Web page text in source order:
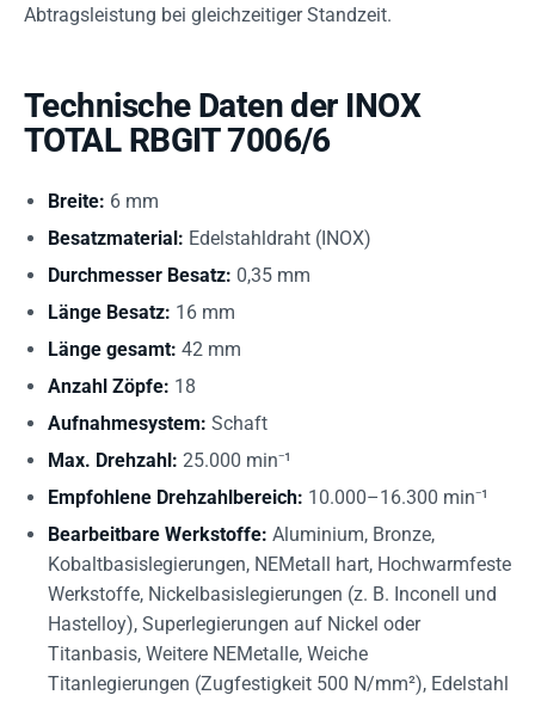
Abtragsleistung bei gleichzeitiger Standzeit.
Technische Daten der INOX
TOTAL RBGIT 7006/6
Breite: 6 mm
Besatzmaterial: Edelstahldraht (INOX)
Durchmesser Besatz: 0,35 mm
Länge Besatz: 16 mm
Länge gesamt: 42 mm
Anzahl Zöpfe: 18
Aufnahmesystem: Schaft
Max. Drehzahl: 25.000 min⁻¹
Empfohlene Drehzahlbereich: 10.000–16.300 min⁻¹
Bearbeitbare Werkstoffe: Aluminium, Bronze,
Kobaltbasislegierungen, NEMetall hart, Hochwarmfeste
Werkstoffe, Nickelbasislegierungen (z. B. Inconell und
Hastelloy), Superlegierungen auf Nickel oder
Titanbasis, Weitere NEMetalle, Weiche
Titanlegierungen (Zugfestigkeit 500 N/mm²), Edelstahl